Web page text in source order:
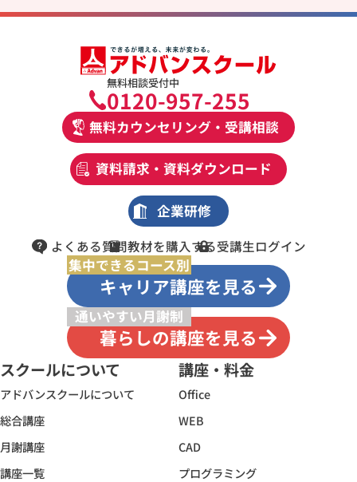
無料カウンセリング・受講相談
資料請求・資料ダウンロード
企業研修
無料相談受付中
0120-957-255
よくある質問教材を購入する受講生ログイン
集中できるコース別
キャリア講座を見る
通いやすい月謝制
暮らしの講座を見る
スクールについて
アドバンスクールについて
総合講座
月謝講座
講座一覧
講座・料金
Office
WEB
CAD
プログラミング